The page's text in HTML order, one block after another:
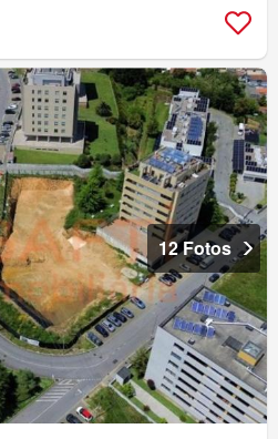
12 Fotos